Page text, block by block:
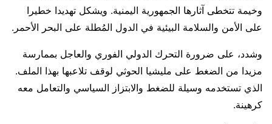
وخيمة تتخطى آثارها الجمهورية اليمنية. ويشكل تهديدا خطيرا
على الأمن والسلامة البيئية في الدول المُطلة على البحر الأحمر.
وشدد، على ضرورة التحرك الدولي الفوري والعاجل بممارسة
مزيدا من الضغط على مليشيا الحوثي لوقف تلاعبها بهذا الملف.
الذي تستخدمه وسيلة للضغط والابتزاز السياسي والتعامل معه
كرهينة.